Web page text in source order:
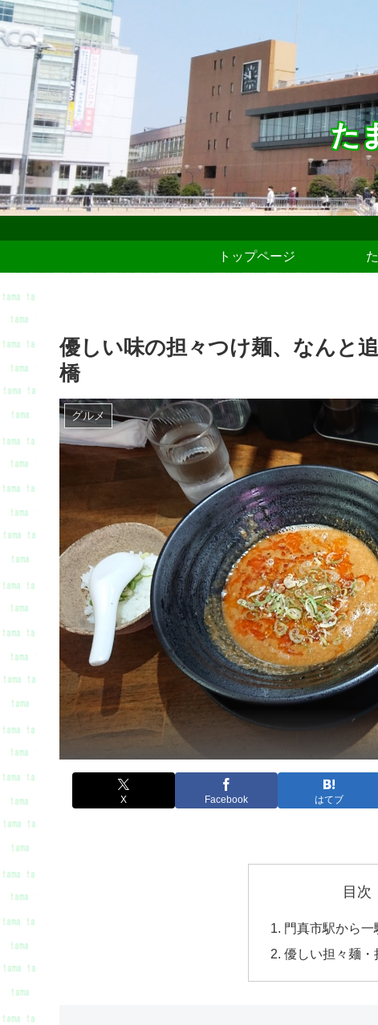
た
トップページ
優しい味の担々つけ麺、なんと
橋
グルメ
X Facebook はてブ
目次
門真市駅から
優しい担々麺・